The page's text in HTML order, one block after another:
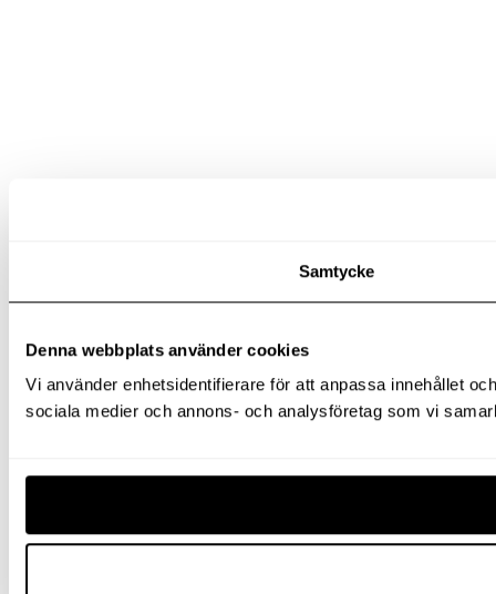
Samtycke
Denna webbplats använder cookies
Vi använder enhetsidentifierare för att anpassa innehållet
sociala medier och annons- och analysföretag som vi